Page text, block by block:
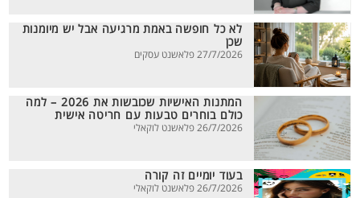
לא כל חופשה באמת מרגיעה אבל יש מיומנות
שכן
27/7/2026 פלאשנט עסקים
המתנות האישיות שכובשות את 2026 – למה
כולם בוחרים טבעות עם חריטה אישית
26/7/2026 פלאשנט לוקאלי
בעוד יומיים זה קורה
26/7/2026 פלאשנט לוקאלי